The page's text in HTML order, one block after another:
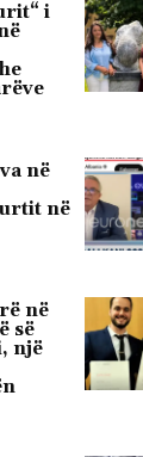
i
në
në
në
së
një